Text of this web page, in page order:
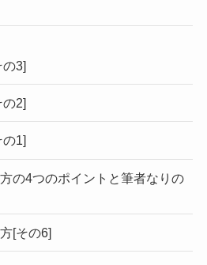
の3]
の2]
1]
の4つのポイントと筆者なりの
[その6]